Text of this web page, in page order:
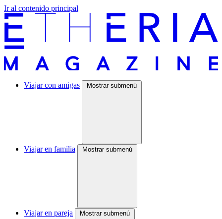
Ir al contenido principal
Viajar con amigas Mostrar submenú
Viajar en familia Mostrar submenú
Viajar en pareja Mostrar submenú